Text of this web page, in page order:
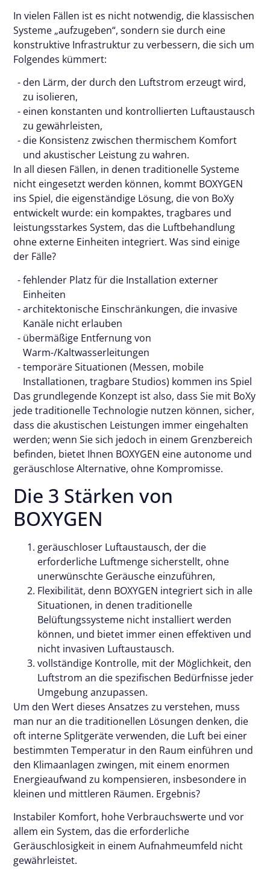
In vielen Fällen ist es nicht notwendig, die klassischen
Systeme „aufzugeben“, sondern sie durch eine
konstruktive Infrastruktur zu verbessern, die sich um
Folgendes kümmert:
den Lärm, der durch den Luftstrom erzeugt wird,
zu isolieren,
einen konstanten und kontrollierten Luftaustausch
zu gewährleisten,
die Konsistenz zwischen thermischem Komfort
und akustischer Leistung zu wahren.
In all diesen Fällen, in denen traditionelle Systeme
nicht eingesetzt werden können, kommt BOXYGEN
ins Spiel, die eigenständige Lösung, die von BoXy
entwickelt wurde: ein kompaktes, tragbares und
leistungsstarkes System, das die Luftbehandlung
ohne externe Einheiten integriert. Was sind einige
der Fälle?
fehlender Platz für die Installation externer
Einheiten
architektonische Einschränkungen, die invasive
Kanäle nicht erlauben
übermäßige Entfernung von
Warm-/Kaltwasserleitungen
temporäre Situationen (Messen, mobile
Installationen, tragbare Studios) kommen ins Spiel
Das grundlegende Konzept ist also, dass Sie mit BoXy
jede traditionelle Technologie nutzen können, sicher,
dass die akustischen Leistungen immer eingehalten
werden; wenn Sie sich jedoch in einem Grenzbereich
befinden, bietet Ihnen BOXYGEN eine autonome und
geräuschlose Alternative, ohne Kompromisse.
Die 3 Stärken von
BOXYGEN
geräuschloser Luftaustausch, der die
erforderliche Luftmenge sicherstellt, ohne
unerwünschte Geräusche einzuführen,
Flexibilität, denn BOXYGEN integriert sich in alle
Situationen, in denen traditionelle
Belüftungssysteme nicht installiert werden
können, und bietet immer einen effektiven und
nicht invasiven Luftaustausch.
vollständige Kontrolle, mit der Möglichkeit, den
Luftstrom an die spezifischen Bedürfnisse jeder
Umgebung anzupassen.
Um den Wert dieses Ansatzes zu verstehen, muss
man nur an die traditionellen Lösungen denken, die
oft interne Splitgeräte verwenden, die Luft bei einer
bestimmten Temperatur in den Raum einführen und
den Klimaanlagen zwingen, mit einem enormen
Energieaufwand zu kompensieren, insbesondere in
kleinen und mittleren Räumen. Ergebnis?
Instabiler Komfort, hohe Verbrauchswerte und vor
allem ein System, das die erforderliche
Geräuschlosigkeit in einem Aufnahmeumfeld nicht
gewährleistet.